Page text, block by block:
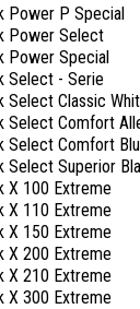
Power P Special
Power Select
Power Special
Select - Serie
Select Classic
Select Comfort
Select Comfort
Select Superior
X 100 Extreme
X 110 Extreme
X 150 Extreme
X 200 Extreme
X 210 Extreme
X 300 Extreme